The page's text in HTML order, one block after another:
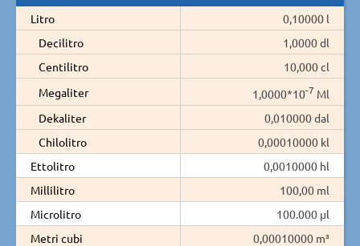
Litro
0,10000 l
Decilitro
1,0000 dl
Centilitro
10,000 cl
Megaliter
1,0000*10-7 Ml
Dekaliter
0,010000 dal
Chilolitro
0,00010000 kl
Ettolitro
0,0010000 hl
Millilitro
100,00 ml
Microlitro
100.000 µl
Metri cubi
0,00010000 m³